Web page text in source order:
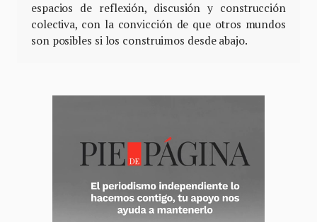
espacios de reflexión, discusión y construcción
colectiva, con la convicción de que otros mundos
son posibles si los construimos desde abajo.